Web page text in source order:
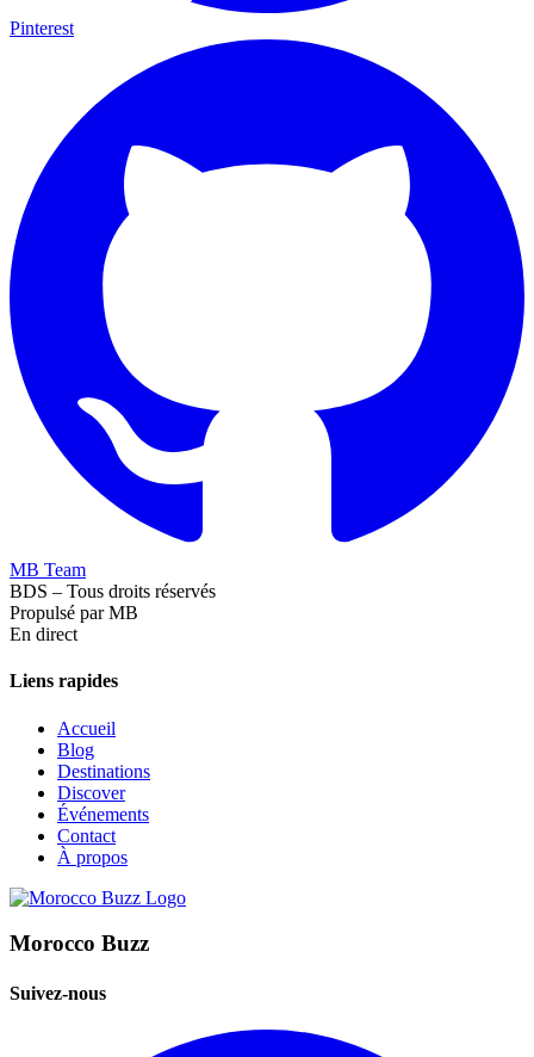
Pinterest
MB Team
BDS – Tous droits réservés
Propulsé par MB
En direct
Liens rapides
Accueil
Blog
Destinations
Discover
Événements
Contact
À propos
Morocco Buzz
Suivez-nous